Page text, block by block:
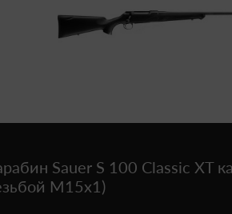
Sauer S 100 Classic XT
М15х1)